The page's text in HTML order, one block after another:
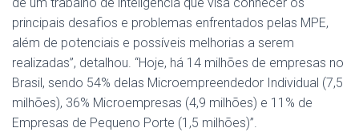
principais desafios e problemas enfrentados pelas MPE,
além de potenciais e possíveis melhorias a serem
realizadas”, detalhou. “Hoje, há 14 milhões de empresas no
Brasil, sendo 54% delas Microempreendedor Individual (7,5
milhões), 36% Microempresas (4,9 milhões) e 11% de
Empresas de Pequeno Porte (1,5 milhões)”.